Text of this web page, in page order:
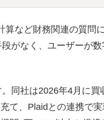
算など財務関連の質問
がなく、ユーザーが
同社は2026年4月に買
て、Plaidとの連携で実